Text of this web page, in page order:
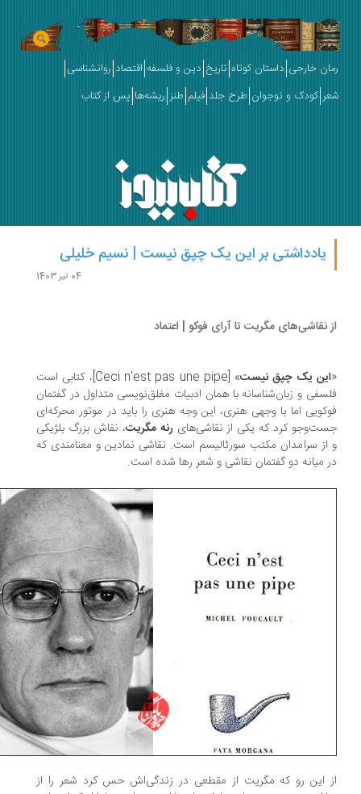
خارجی داستان کوتاه تاریخ دین و فلسفه اقتصاد روانشناسی
کودک و نوجوان طرح جلد فیلم طنز ریشه‌ها پس از کتاب
یادداشتی بر این یک چپق نیست | نسیم خلیلی
نقاشی‌های مگریت تا آرای فوکو | اعتماد
یک چپق نیست
» [‎Ceci n'est pas une pipe]، کتابی‌ است
و زبان‌شناسانه با همان ادبیات مغلق‌‌نویسی متداول در گفتمان
اما با وجهی هنری، این وجه هنری را باید در موتور محرکه‌ای
کرد که یکی از نقاشی‌هایرنه مگریت ، نقاش بزرگ بلژیکی
سرآمدان مکتب سورئالیسم است. نقاشی نمادین و معنامندی که
میانه‌ دو گفتمان نقاشی و شعر رها شده است.
این رو که مگریت از مقطعی در زندگی‌اش حس کرد شعر را از